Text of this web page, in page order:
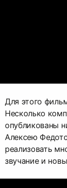
Для этого
Несколько
опубликованы
Алексею
реализовать
звучание и